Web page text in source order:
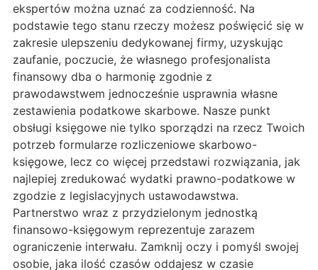
ekspertów można uznać za codzienność. Na
podstawie tego stanu rzeczy możesz poświęcić się w
zakresie ulepszeniu dedykowanej firmy, uzyskując
zaufanie, poczucie, że własnego profesjonalista
finansowy dba o harmonię zgodnie z
prawodawstwem jednocześnie usprawnia własne
zestawienia podatkowe skarbowe. Nasze punkt
obsługi księgowe nie tylko sporządzi na rzecz Twoich
potrzeb formularze rozliczeniowe skarbowo-
księgowe, lecz co więcej przedstawi rozwiązania, jak
najlepiej zredukować wydatki prawno-podatkowe w
zgodzie z legislacyjnych ustawodawstwa.
Partnerstwo wraz z przydzielonym jednostką
finansowo-księgowym reprezentuje zarazem
ograniczenie interwału. Zamknij oczy i pomyśl swojej
osobie, jaka ilość czasów oddajesz w czasie